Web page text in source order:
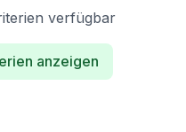
verfügbar
anzeigen